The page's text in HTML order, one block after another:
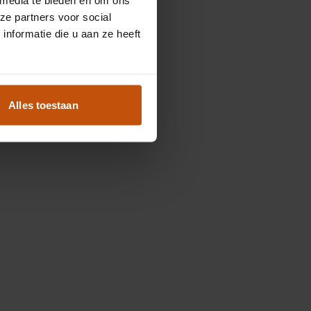
partners voor social
die u aan ze heeft
Alles toestaan